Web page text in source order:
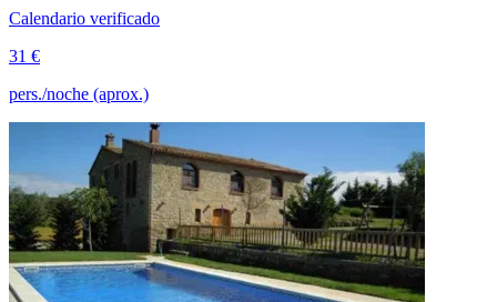
Calendario verificado
31 €
pers./noche (aprox.)